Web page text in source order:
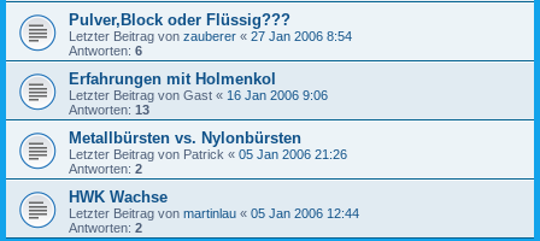
Pulver,Block oder Flüssig???
Letzter Beitrag von zauberer « 27 Jan 2006 8:54
Antworten: 6
Erfahrungen mit Holmenkol
Letzter Beitrag von Gast « 16 Jan 2006 9:06
Antworten: 13
Metallbürsten vs. Nylonbürsten
Letzter Beitrag von Patrick « 05 Jan 2006 21:26
Antworten: 2
HWK Wachse
Letzter Beitrag von martinlau « 05 Jan 2006 12:44
Antworten: 2